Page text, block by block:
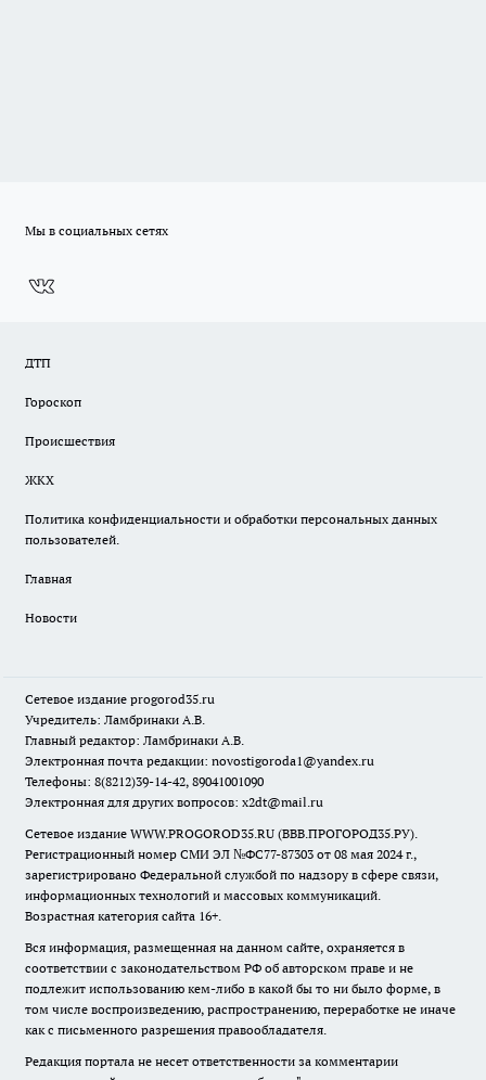
Мы в социальных сетях
ДТП
Гороскоп
Происшествия
ЖКХ
Политика конфиденциальности и обработки персональных данных
пользователей.
Главная
Новости
Сетевое издание progorod35.ru
Учредитель: Ламбринаки А.В.
Главный редактор: Ламбринаки А.В.
Электронная почта редакции: novostigoroda1@yandex.ru
Телефоны: 8(8212)39-14-42, 89041001090
Электронная для других вопросов: x2dt@mail.ru
Сетевое издание WWW.PROGOROD35.RU (ВВВ.ПРОГОРОД35.РУ).
Регистрационный номер СМИ ЭЛ №ФС77-87303 от 08 мая 2024 г.,
зарегистрировано Федеральной службой по надзору в сфере связи,
информационных технологий и массовых коммуникаций.
Возрастная категория сайта 16+.
Вся информация, размещенная на данном сайте, охраняется в
соответствии с законодательством РФ об авторском праве и не
подлежит использованию кем-либо в какой бы то ни было форме, в
том числе воспроизведению, распространению, переработке не иначе
как с письменного разрешения правообладателя.
Редакция портала не несет ответственности за комментарии